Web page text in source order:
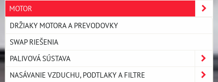
MOTOR
DRŽIAKY MOTORA A PREVODOVKY
SWAP RIEŠENIA
PALIVOVÁ SÚSTAVA
NASÁVANIE VZDUCHU, PODTLAKY A FILTRE